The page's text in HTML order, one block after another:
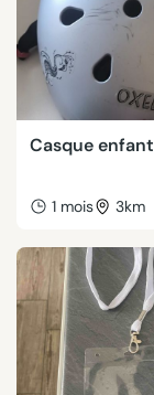
Casque enfant
1 mois 3km